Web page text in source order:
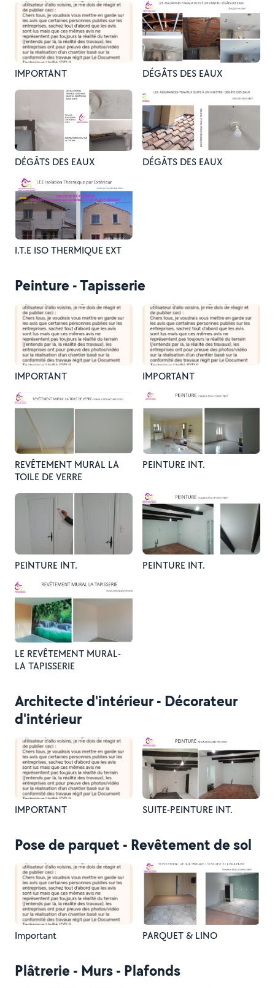
IMPORTANT DÉGÂTS DES EAUX
DÉGÂTS DES EAUX DÉGÂTS DES EAUX
I.T.E ISO THERMIQUE EXT
Peinture - Tapisserie
IMPORTANT IMPORTANT
REVÊTEMENT MURAL LA
TOILE DE VERRE
PEINTURE INT.
PEINTURE INT. PEINTURE INT.
LE REVÊTEMENT MURAL-
LA TAPISSERIE
Architecte d'intérieur - Décorateur
d'intérieur
IMPORTANT SUITE-PEINTURE INT.
Pose de parquet - Revêtement de sol
Important PARQUET & LINO
Plâtrerie - Murs - Plafonds